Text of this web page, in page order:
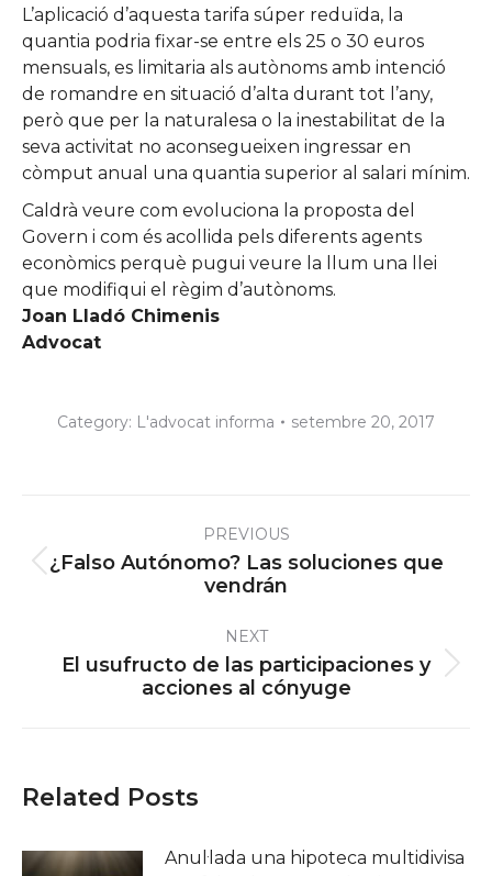
L’aplicació d’aquesta tarifa súper reduïda, la
quantia podria fixar-se entre els 25 o 30 euros
mensuals, es limitaria als autònoms amb intenció
de romandre en situació d’alta durant tot l’any,
però que per la naturalesa o la inestabilitat de la
seva activitat no aconsegueixen ingressar en
còmput anual una quantia superior al salari mínim.
Caldrà veure com evoluciona la proposta del
Govern i com és acollida pels diferents agents
econòmics perquè pugui veure la llum una llei
que modifiqui el règim d’autònoms.
Joan Lladó Chimenis
Advocat
Category: L'advocat informa setembre 20, 2017
navigationPREVIOUS
Previous
post:
¿Falso Autónomo? Las soluciones que
vendrán
NEXT
Next
post:
El usufructo de las participaciones y
acciones al cónyuge
Related Posts
Anul·lada una hipoteca multidivisa